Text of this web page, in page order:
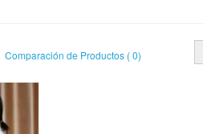
Comparación de Productos ( 0)